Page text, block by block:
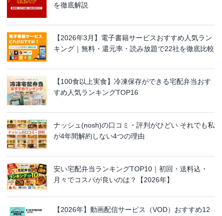
を徹底解説
【2026年3月】電子書籍サービスおすすめ人気ラン
キング｜無料・還元率・読み放題で22社を徹底比較
【100食以上実食】冷凍保存ができる宅配弁当おす
すめ人気ランキングTOP16
ナッシュ(nosh)の口コミ・評判がひどい それでも私
が4年間解約しない4つの理由
安い宅配弁当ランキングTOP10｜初回・送料込・
月々でコスパが良いのは？【2026年】
【2026年】動画配信サービス（VOD）おすすめ12